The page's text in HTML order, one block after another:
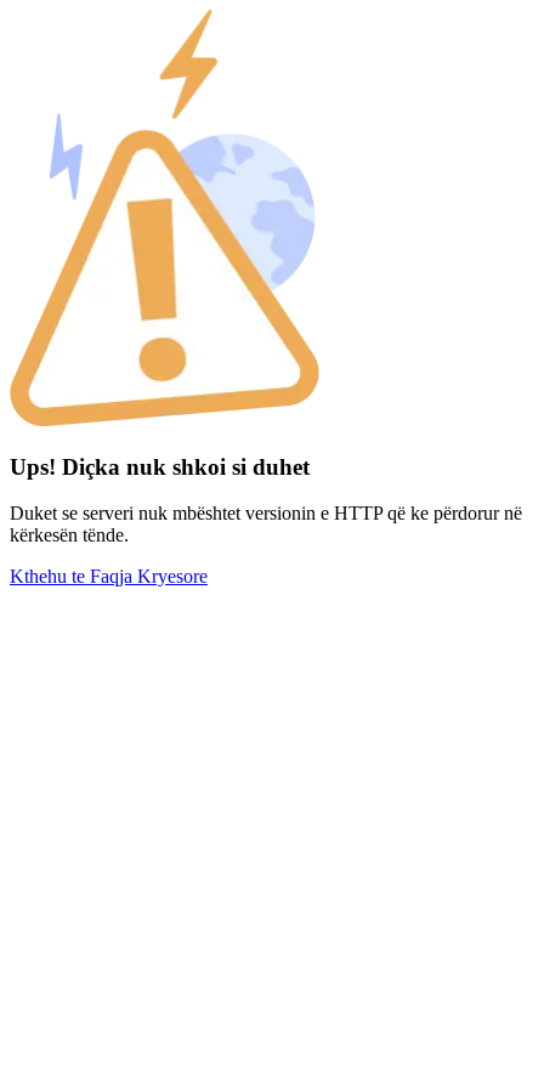
Ups! Diçka nuk shkoi si duhet
Duket se serveri nuk mbështet versionin e HTTP që ke përdorur në
kërkesën tënde.
Kthehu te Faqja Kryesore